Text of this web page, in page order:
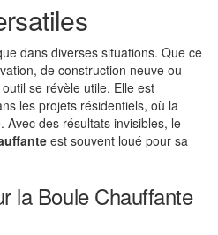
dans diverses situations. Que ce
de construction neuve ou
se révèle utile. Elle est
les projets résidentiels, où la
Avec des résultats invisibles, le
est souvent loué pour sa
la Boule Chauffante